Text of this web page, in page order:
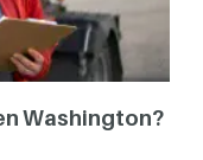
Washington?